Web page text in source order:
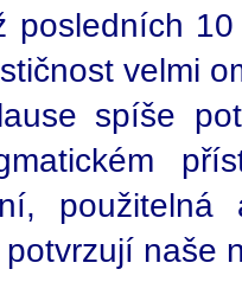
posledních
velmi
spíše
naše